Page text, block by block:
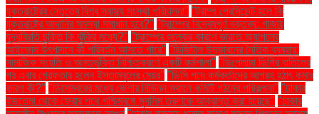
যুক্তরাষ্ট্রের নেতৃত্বে বিশ্ব স্বাস্থ্য সংস্থা পরিচালনা" "ট্রাম্প প্রেসিডেন্ট হলে কি
যুক্তরাষ্ট্রে আদানির সমস্যা সমাধান হবে?" "ট্রাম্পের বিদ্বেষপূর্ণ বক্তব্য: গাজায়
যুদ্ধবিরতি চুক্তি কি ঝুঁকির মধ্যে?" "ট্রাম্পের শুল্কের কারণে ভারতে অ্যাপলের
আইফোন উৎপাদনে কী পরিবর্তন আসতে পারে" "ডিজিটাল উদ্ভাবনের নৈতিক ব্যবহার:
সামাজিক সংহতি ও অন্তর্ভুক্তি নিশ্চিতকরণে একটি কর্মশালা" "ডিপ্লোমা ডিগ্রি বাতিলের
পর এবার গ্রেফতার হলেন ইস্তাম্বুলের মেয়র" "ডিসি পদে কর্মকর্তাদের আগ্রহ হঠাৎ কমার
কারণ কী?" "ডিসেম্বরের মধ্যে জেলার বিভিন্ন স্থানে কমিটি গঠনের পরিকল্পনা" "ঢাকার
ইজতেমা থেকে ফেরার পথে পশ্চিমবঙ্গে মুসলিম তরুণকে আক্রান্ত করা হয়েছে" "ঢাকার